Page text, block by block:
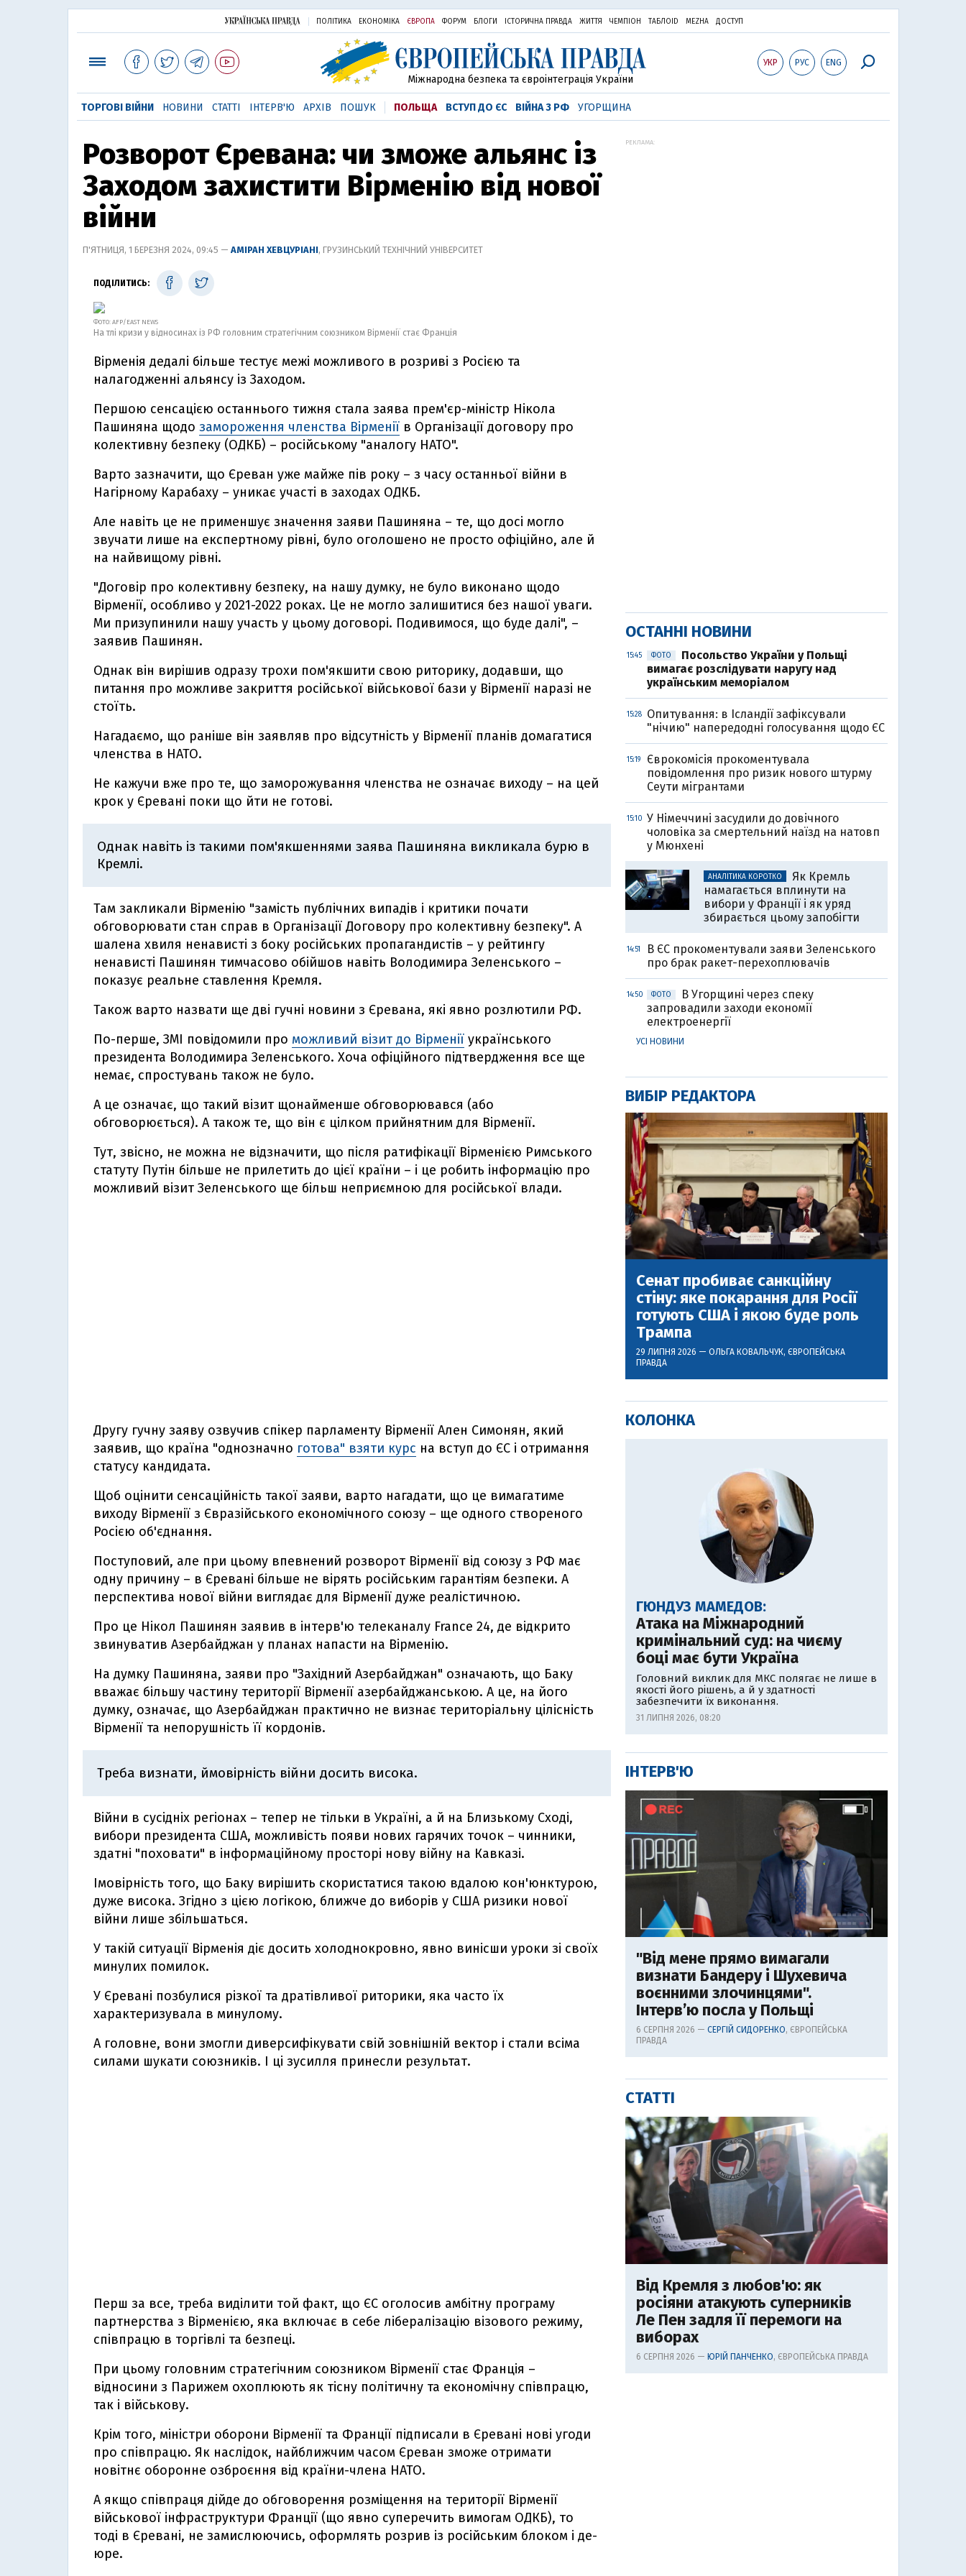
ПОЛІТИКА ЕКОНОМІКА ЄВРОПА ФОРУМ БЛОГИ ІСТОРИЧНА ПРАВДА ЖИТТЯ ЧЕМПІОН ТАБЛОID MEZHA ДОСТУП
УКР РУС ENG
Міжнародна безпека та євроінтеграція України
ТОРГОВІ ВІЙНИ НОВИНИ СТАТТІ ІНТЕРВ'Ю АРХІВ ПОШУК ПОЛЬЩА ВСТУП ДО ЄС ВІЙНА З РФ УГОРЩИНА
Розворот Єревана: чи зможе альянс із
Заходом захистити Вірменію від нової
війни
П'ЯТНИЦЯ, 1 БЕРЕЗНЯ 2024, 09:45 — АМІРАН ХЕВЦУРІАНІ, ГРУЗИНСЬКИЙ ТЕХНІЧНИЙ УНІВЕРСИТЕТ
ПОДІЛИТИСЬ:
ФОТО: AFP/EAST NEWS
На тлі кризи у відносинах із РФ головним стратегічним союзником Вірменії стає Франція
Вірменія дедалі більше тестує межі можливого в розриві з Росією та
налагодженні альянсу із Заходом.
Першою сенсацією останнього тижня стала заява прем'єр-міністр Нікола
Пашиняна щодо замороження членства Вірменіїв Організації договору про
колективну безпеку (ОДКБ) – російському "аналогу НАТО".
Варто зазначити, що Єреван уже майже пів року – з часу останньої війни в
Нагірному Карабаху – уникає участі в заходах ОДКБ.
Але навіть це не применшує значення заяви Пашиняна – те, що досі могло
звучати лише на експертному рівні, було оголошено не просто офіційно, але й
на найвищому рівні.
"Договір про колективну безпеку, на нашу думку, не було виконано щодо
Вірменії, особливо у 2021-2022 роках. Це не могло залишитися без нашої уваги.
Ми призупинили нашу участь у цьому договорі. Подивимося, що буде далі", –
заявив Пашинян.
Однак він вирішив одразу трохи пом'якшити свою риторику, додавши, що
питання про можливе закриття російської військової бази у Вірменії наразі не
стоїть.
Нагадаємо, що раніше він заявляв про відсутність у Вірменії планів домагатися
членства в НАТО.
Не кажучи вже про те, що заморожування членства не означає виходу – на цей
крок у Єревані поки що йти не готові.
Однак навіть із такими пом'якшеннями заява Пашиняна викликала бурю в
Кремлі.
Там закликали Вірменію "замість публічних випадів і критики почати
обговорювати стан справ в Організації Договору про колективну безпеку". А
шалена хвиля ненависті з боку російських пропагандистів – у рейтингу
ненависті Пашинян тимчасово обійшов навіть Володимира Зеленського –
показує реальне ставлення Кремля.
Також варто назвати ще дві гучні новини з Єревана, які явно розлютили РФ.
По-перше, ЗМІ повідомили про можливий візит до Вірменіїукраїнського
президента Володимира Зеленського. Хоча офіційного підтвердження все ще
немає, спростувань також не було.
А це означає, що такий візит щонайменше обговорювався (або
обговорюється). А також те, що він є цілком прийнятним для Вірменії.
Тут, звісно, не можна не відзначити, що після ратифікації Вірменією Римського
статуту Путін більше не прилетить до цієї країни – і це робить інформацію про
можливий візит Зеленського ще більш неприємною для російської влади.
Другу гучну заяву озвучив спікер парламенту Вірменії Ален Симонян, який
заявив, що країна "однозначно готова" взяти курс на вступ до ЄС і отримання
статусу кандидата.
Щоб оцінити сенсаційність такої заяви, варто нагадати, що це вимагатиме
виходу Вірменії з Євразійського економічного союзу – ще одного створеного
Росією об'єднання.
Поступовий, але при цьому впевнений розворот Вірменії від союзу з РФ має
одну причину – в Єревані більше не вірять російським гарантіям безпеки. А
перспектива нової війни виглядає для Вірменії дуже реалістичною.
Про це Нікол Пашинян заявив в інтерв'ю телеканалу France 24, де відкрито
звинуватив Азербайджан у планах напасти на Вірменію.
На думку Пашиняна, заяви про "Західний Азербайджан" означають, що Баку
вважає більшу частину території Вірменії азербайджанською. А це, на його
думку, означає, що Азербайджан практично не визнає територіальну цілісність
Вірменії та непорушність її кордонів.
Треба визнати, ймовірність війни досить висока.
Війни в сусідніх регіонах – тепер не тільки в Україні, а й на Близькому Сході,
вибори президента США, можливість появи нових гарячих точок – чинники,
здатні "поховати" в інформаційному просторі нову війну на Кавказі.
Імовірність того, що Баку вирішить скористатися такою вдалою кон'юнктурою,
дуже висока. Згідно з цією логікою, ближче до виборів у США ризики нової
війни лише збільшаться.
У такій ситуації Вірменія діє досить холоднокровно, явно винісши уроки зі своїх
минулих помилок.
У Єревані позбулися різкої та дратівливої риторики, яка часто їх
характеризувала в минулому.
А головне, вони змогли диверсифікувати свій зовнішній вектор і стали всіма
силами шукати союзників. І ці зусилля принесли результат.
Перш за все, треба виділити той факт, що ЄС оголосив амбітну програму
партнерства з Вірменією, яка включає в себе лібералізацію візового режиму,
співпрацю в торгівлі та безпеці.
При цьому головним стратегічним союзником Вірменії стає Франція –
відносини з Парижем охоплюють як тісну політичну та економічну співпрацю,
так і військову.
Крім того, міністри оборони Вірменії та Франції підписали в Єревані нові угоди
про співпрацю. Як наслідок, найближчим часом Єреван зможе отримати
новітнє оборонне озброєння від країни-члена НАТО.
А якщо співпраця дійде до обговорення розміщення на території Вірменії
військової інфраструктури Франції (що явно суперечить вимогам ОДКБ), то
тоді в Єревані, не замислюючись, оформлять розрив із російським блоком і де-
юре.
РЕКЛАМА:
ОСТАННІ НОВИНИ
15:45 ФОТО
Посольство України у Польщі
вимагає розслідувати наругу над
українським меморіалом
15:28
Опитування: в Ісландії зафіксували
"нічию" напередодні голосування щодо ЄС
15:19
Єврокомісія прокоментувала
повідомлення про ризик нового штурму
Сеути мігрантами
15:10 У Німеччині засудили до довічного
чоловіка за смертельний наїзд на натовп
у Мюнхені
АНАЛІТИКА КОРОТКО
Як Кремль
намагається вплинути на
вибори у Франції і як уряд
збирається цьому запобігти
14:51
В ЄС прокоментували заяви Зеленського
про брак ракет-перехоплювачів
14:50 ФОТО
В Угорщині через спеку
запровадили заходи економії
електроенергії
УСІ НОВИНИ
ВИБІР РЕДАКТОРА
Сенат пробиває санкційну
стіну: яке покарання для Росії
готують США і якою буде роль
Трампа
29 ЛИПНЯ 2026 — ОЛЬГА КОВАЛЬЧУК, ЄВРОПЕЙСЬКА
ПРАВДА
КОЛОНКА
ГЮНДУЗ МАМЕДОВ:
Атака на Міжнародний
кримінальний суд: на чиєму
боці має бути Україна
Головний виклик для МКС полягає не лише в
якості його рішень, а й у здатності
забезпечити їх виконання.
31 ЛИПНЯ 2026, 08:20
ІНТЕРВ'Ю
"Від мене прямо вимагали
визнати Бандеру і Шухевича
воєнними злочинцями".
Інтерв’ю посла у Польщі
6 СЕРПНЯ 2026 — СЕРГІЙ СИДОРЕНКО, ЄВРОПЕЙСЬКА
ПРАВДА
СТАТТІ
Від Кремля з любов'ю: як
росіяни атакують суперників
Ле Пен задля її перемоги на
виборах
6 СЕРПНЯ 2026 — ЮРІЙ ПАНЧЕНКО, ЄВРОПЕЙСЬКА ПРАВДА